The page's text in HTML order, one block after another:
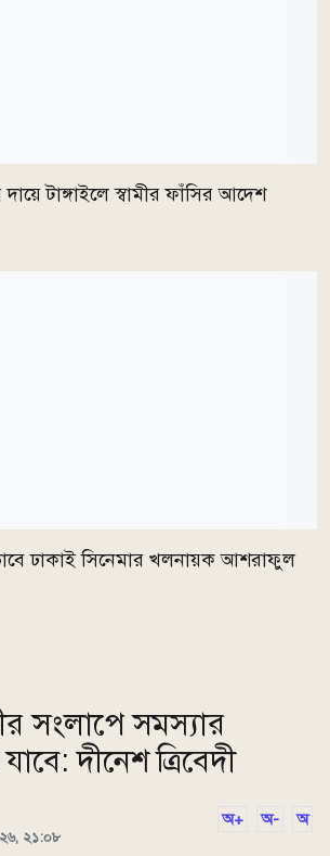
দায়ে টাঙ্গাইলে স্বামীর ফাঁসির আদেশ
ঢাকাই সিনেমার খলনায়ক আশরাফুল
সংলাপে সমস্যার
দীনেশ ত্রিবেদী
২১:০৮
অ+ অ- অ